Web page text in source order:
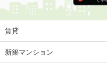
賃貸
新築マンション